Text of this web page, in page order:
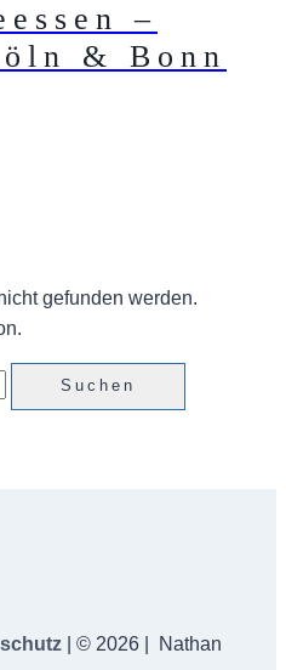
–
& Bonn
gefunden werden.
| © 2026 | Nathan